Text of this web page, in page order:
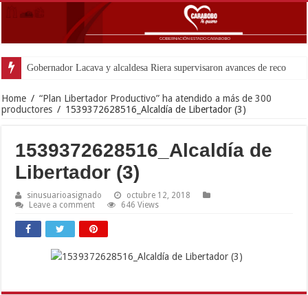
Home / “Plan Libertador Productivo” ha atendido a más de 300
productores / 1539372628516_Alcaldía de Libertador (3)
1539372628516_Alcaldía de
Libertador (3)
sinusuarioasignado
octubre 12, 2018
Leave a comment
646 Views